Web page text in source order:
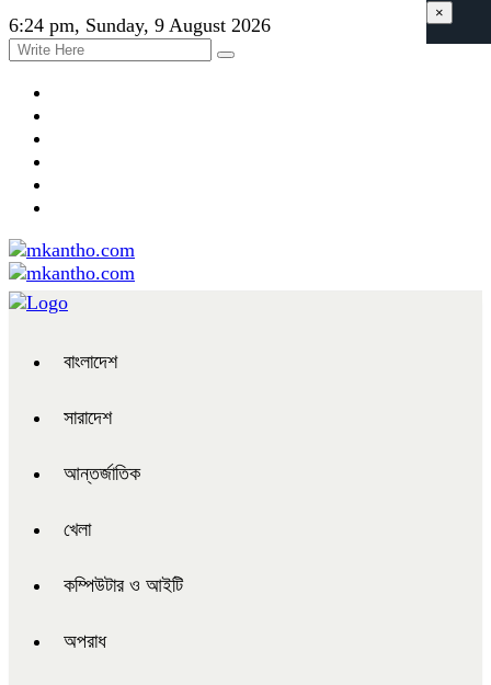
6:24 pm, Sunday, 9 August 2026
বাংলাদেশ
সারাদেশ
আন্তর্জাতিক
খেলা
কম্পিউটার ও আইটি
অপরাধ
×